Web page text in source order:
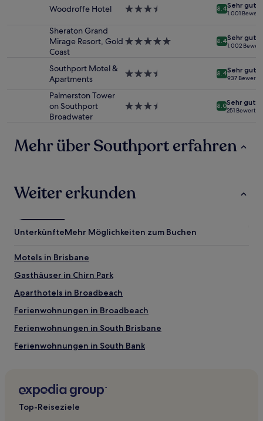
Bedingungen
Woodroffe Hotel
3.5-
8.4Sehr gut
1.001
Sheraton Grand
Mirage Resort, Gold
Coast
5.0-
8.4Sehr gut
1.002
Southport Motel &
Apartments
3.5-
8.4Sehr gut
937
Palmerston Tower
on Southport
Broadwater
3.5-
8.0Sehr gut
251
Mehr über Southport erfahren
Weiter erkunden
UnterkünfteMehr Möglichkeiten zum Buchen
Motels in Brisbane
Gasthäuser in Chirn Park
Aparthotels in Broadbeach
Ferienwohnungen in Broadbeach
Ferienwohnungen in South Brisbane
Ferienwohnungen in South Bank
Hostels in Surfers Paradise
Top-Reiseziele